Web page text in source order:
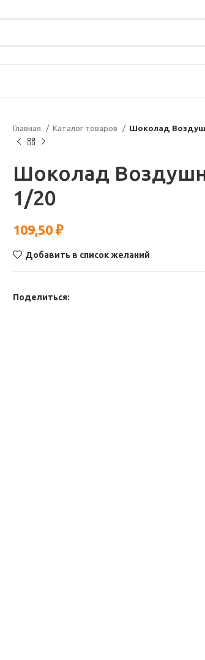
Главная Каталог товаров Шоколад
Шоколад
1/20
109,50 ₽
Добавить в список желаний
Поделиться: